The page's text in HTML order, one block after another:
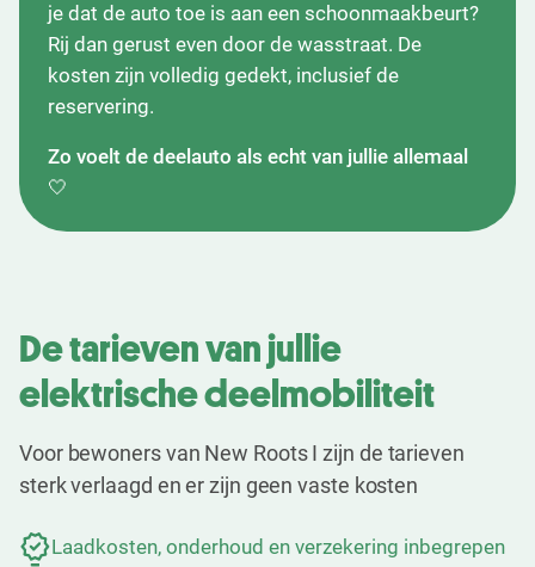
je dat de auto toe is aan een schoonmaakbeurt?
Rij dan gerust even door de wasstraat. De
kosten zijn volledig gedekt, inclusief de
reservering.
Zo voelt de deelauto als echt van jullie allemaal
🤍
De tarieven van jullie
elektrische deelmobiliteit
Voor bewoners van New Roots I zijn de tarieven
sterk verlaagd en er zijn geen vaste kosten
Laadkosten, onderhoud en verzekering inbegrepen